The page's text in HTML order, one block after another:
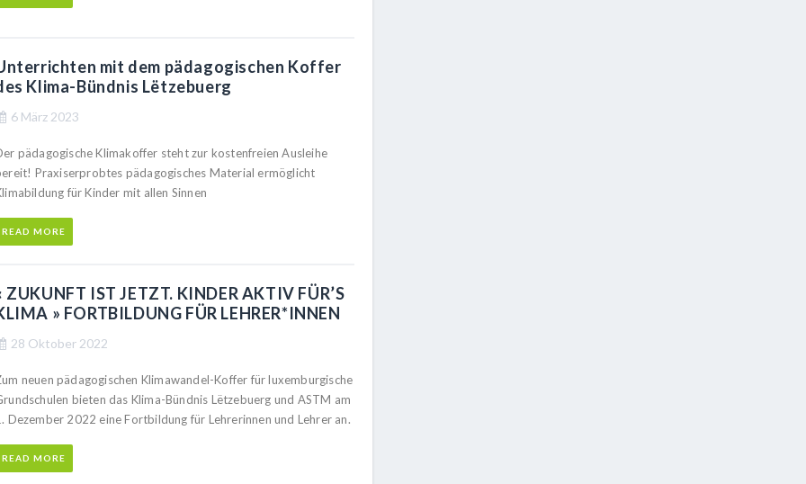
mit dem pädagogischen Koffer
Klima-Bündnis Lëtzebuerg
6 März 2023
pädagogische Klimakoffer steht zur kostenfreien Ausleihe
Praxiserprobtes pädagogisches Material ermöglicht
für Kinder mit allen Sinnen
READ MORE
ZUKUNFT IST JETZT. KINDER AKTIV FÜR’S
» FORTBILDUNG FÜR LEHRER*INNEN
28 Oktober 2022
neuen pädagogischen Klimawandel-Koffer für luxemburgische
bieten das Klima-Bündnis Lëtzebuerg und ASTM am
Dezember 2022 eine Fortbildung für Lehrerinnen und Lehrer an.
READ MORE